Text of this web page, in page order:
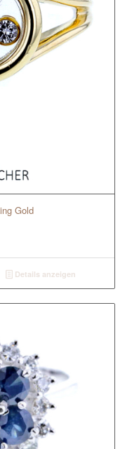
Gold
Details anzeigen